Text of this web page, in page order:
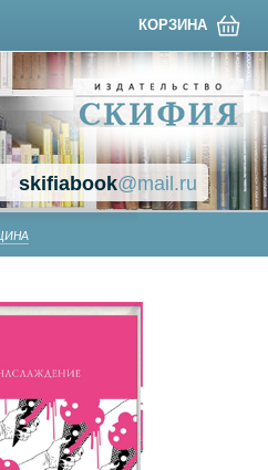
КОРЗИНА
skifiabook@mail.ru